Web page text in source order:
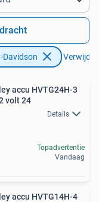
Davidson
accu HVTG24H-3
volt 24
Details
Topadvertentie
Vandaag
accu HVTG14H-4